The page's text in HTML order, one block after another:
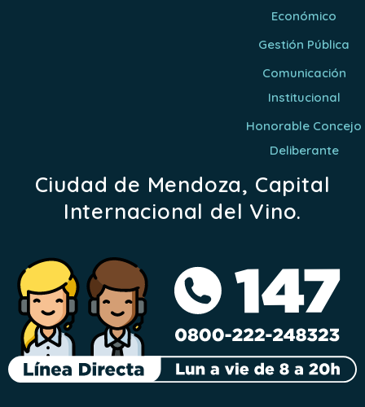
Económico
Gestión Pública
Comunicación
Institucional
Honorable Concejo
Deliberante
Ciudad de Mendoza, Capital
Internacional del Vino.